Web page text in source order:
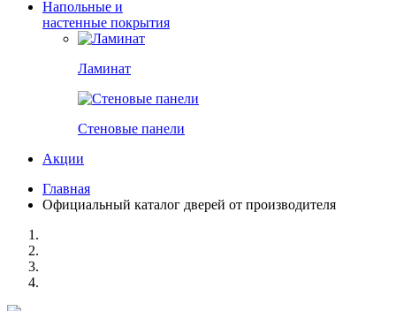
Напольные и
настенные покрытия
Ламинат
Стеновые панели
Акции
Главная
Официальный каталог дверей от производителя